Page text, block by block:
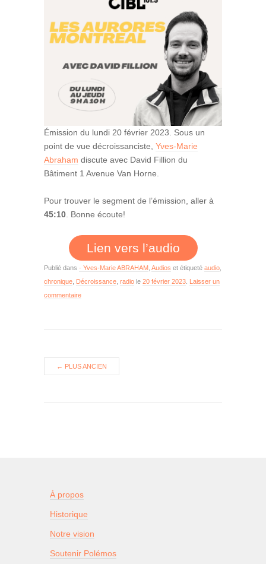
Émission du lundi 20 février 2023. Sous un
point de vue décroissanciste, Yves-Marie
Abraham discute avec David Fillion du
Bâtiment 1 Avenue Van Horne.
Pour trouver le segment de l’émission, aller à
45:10 . Bonne écoute!
Lien vers l’audio
Publié dans · Yves-Marie ABRAHAM Audios et étiqueté audio
chronique Décroissance radio le 20 février 2023 Laisser un
commentaire
← PLUS ANCIEN
À propos
Historique
Notre vision
Soutenir Polémos